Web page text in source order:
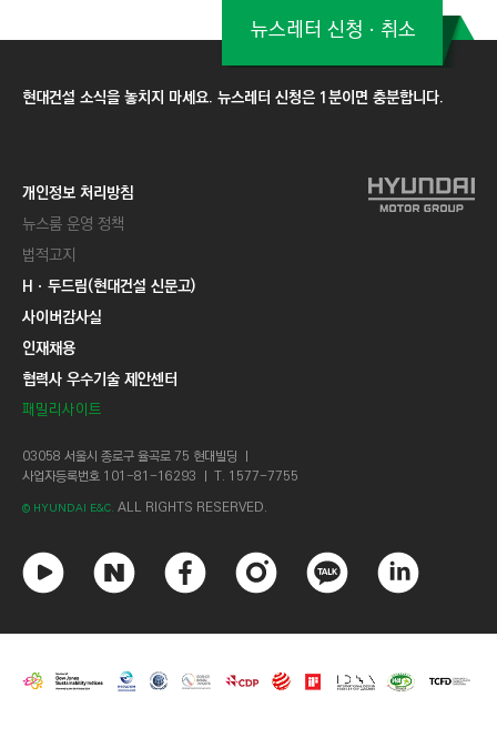
현대건설 소식을 놓치지 마세요. 뉴스레터 신청은 1분이면 충분합니다.
뉴스레터 신청ㆍ취소
개인정보 처리방침
뉴스룸 운영 정책
법적고지
Hㆍ두드림(현대건설 신문고)
사이버감사실
인재채용
협력사 우수기술 제안센터
패밀리사이트
03058 서울시 종로구 율곡로 75 현대빌딩 ㅣ
사업자등록번호 101-81-16293 ㅣ T. 1577-7755
© HYUNDAI E&C. ALL RIGHTS RESERVED.
튜
브
이
이
스
북
스
타
그
카
오
톡
크
드
인